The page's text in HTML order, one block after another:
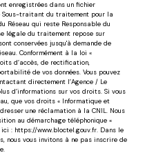
enregistrées dans un fichier
Sous-traitant du traitement pour la
Réseau qui reste Responsable du
légale du traitement repose sur
conservées jusqu'à demande de
Conformément à la loi «
d’accès, de rectification,
de vos données. Vous pouvez
directement l’Agence / Le
d’informations sur vos droits. Si vous
que vos droits « Informatique et
une réclamation à la CNIL. Nous
au démarchage téléphonique «
ici : https://www.bloctel.gouv.fr. Dans le
nous vous invitons à ne pas inscrire de